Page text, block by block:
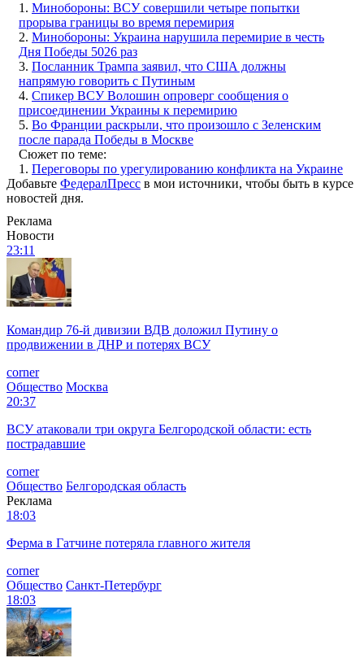
1. Минобороны: ВСУ совершили четыре попытки
прорыва границы во время перемирия
2. Минобороны: Украина нарушила перемирие в честь
Дня Победы 5026 раз
3. Посланник Трампа заявил, что США должны
напрямую говорить с Путиным
4. Спикер ВСУ Волошин опроверг сообщения о
присоединении Украины к перемирию
5. Во Франции раскрыли, что произошло с Зеленским
после парада Победы в Москве
Сюжет по теме:
1. Переговоры по урегулированию конфликта на Украине
Добавьте ФедералПресс в мои источники, чтобы быть в курсе
новостей дня.
Реклама
Новости
23:11
Командир 76-й дивизии ВДВ доложил Путину о
продвижении в ДНР и потерях ВСУ
corner
Общество Москва
20:37
ВСУ атаковали три округа Белгородской области: есть
пострадавшие
corner
Общество Белгородская область
Реклама
18:03
Ферма в Гатчине потеряла главного жителя
corner
Общество Санкт-Петербург
18:03